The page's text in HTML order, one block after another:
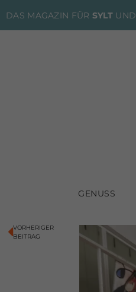
DAS MAGAZIN FÜR SYLT UND
GENUSS
VORHERIGER
BEITRAG